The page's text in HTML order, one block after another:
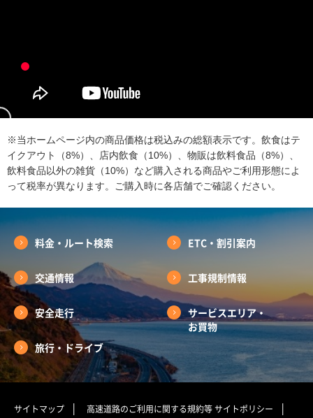
※当ホームページ内の商品価格は税込みの総額表示です。飲食はテ
イクアウト（8%）、店内飲食（10%）、物販は飲料食品（8%）、
飲料食品以外の雑貨（10%）など購入される商品やご利用形態によ
って税率が異なります。ご購入時に各店舗でご確認ください。
料金・ルート検索 ETC・割引案内
交通情報 工事規制情報
安全走行
サービスエリア・
お買物
旅行・ドライブ
サイトマップ 高速道路のご利用に関する規約等サイトポリシー